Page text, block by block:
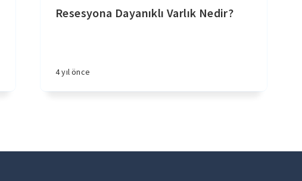
Resesyona Dayanıklı Varlık Nedir?
4 yıl önce